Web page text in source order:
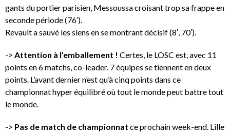
gants du portier parisien, Messoussa croisant trop sa frappe en
seconde période (76′).
Revault a sauvé les siens en se montrant décisif (8′, 70′).
-> Attention à l’emballement ! Certes, le LOSC est, avec 11
points en 6 matchs, co-leader. 7 équipes se tiennent en deux
points. L’avant dernier n’est qu’à cinq points dans ce
championnat hyper équilibré où tout le monde peut battre tout
le monde.
-> Pas de match de championnat ce prochain week-end. Lille